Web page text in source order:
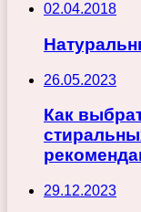
02.04.2018
26.05.2023
Как
29.12.2023